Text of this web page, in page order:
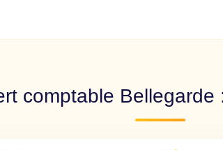
comptable Bellegarde